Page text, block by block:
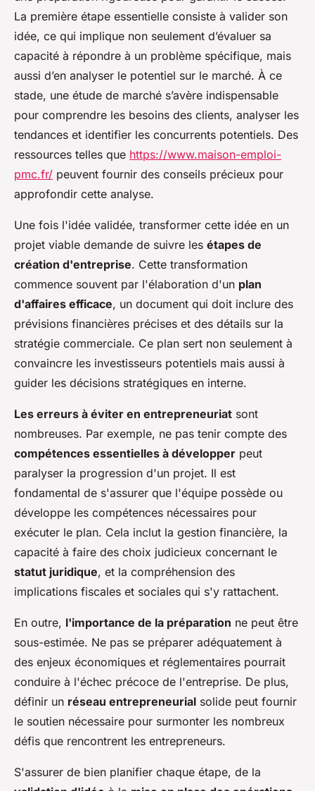
La première étape essentielle consiste à valider son
idée, ce qui implique non seulement d’évaluer sa
capacité à répondre à un problème spécifique, mais
aussi d’en analyser le potentiel sur le marché. À ce
stade, une étude de marché s’avère indispensable
pour comprendre les besoins des clients, analyser les
tendances et identifier les concurrents potentiels. Des
ressources telles que https://www.maison-emploi-
pmc.fr/ peuvent fournir des conseils précieux pour
approfondir cette analyse.
Une fois l'idée validée, transformer cette idée en un
projet viable demande de suivre les étapes de
création d'entreprise. Cette transformation
commence souvent par l'élaboration d'un plan
d'affaires efficace, un document qui doit inclure des
prévisions financières précises et des détails sur la
stratégie commerciale. Ce plan sert non seulement à
convaincre les investisseurs potentiels mais aussi à
guider les décisions stratégiques en interne.
Les erreurs à éviter en entrepreneuriat sont
nombreuses. Par exemple, ne pas tenir compte des
compétences essentielles à développer peut
paralyser la progression d'un projet. Il est
fondamental de s'assurer que l'équipe possède ou
développe les compétences nécessaires pour
exécuter le plan. Cela inclut la gestion financière, la
capacité à faire des choix judicieux concernant le
statut juridique, et la compréhension des
implications fiscales et sociales qui s'y rattachent.
En outre, l'importance de la préparation ne peut être
sous-estimée. Ne pas se préparer adéquatement à
des enjeux économiques et réglementaires pourrait
conduire à l'échec précoce de l'entreprise. De plus,
définir un réseau entrepreneurial solide peut fournir
le soutien nécessaire pour surmonter les nombreux
défis que rencontrent les entrepreneurs.
S'assurer de bien planifier chaque étape, de la